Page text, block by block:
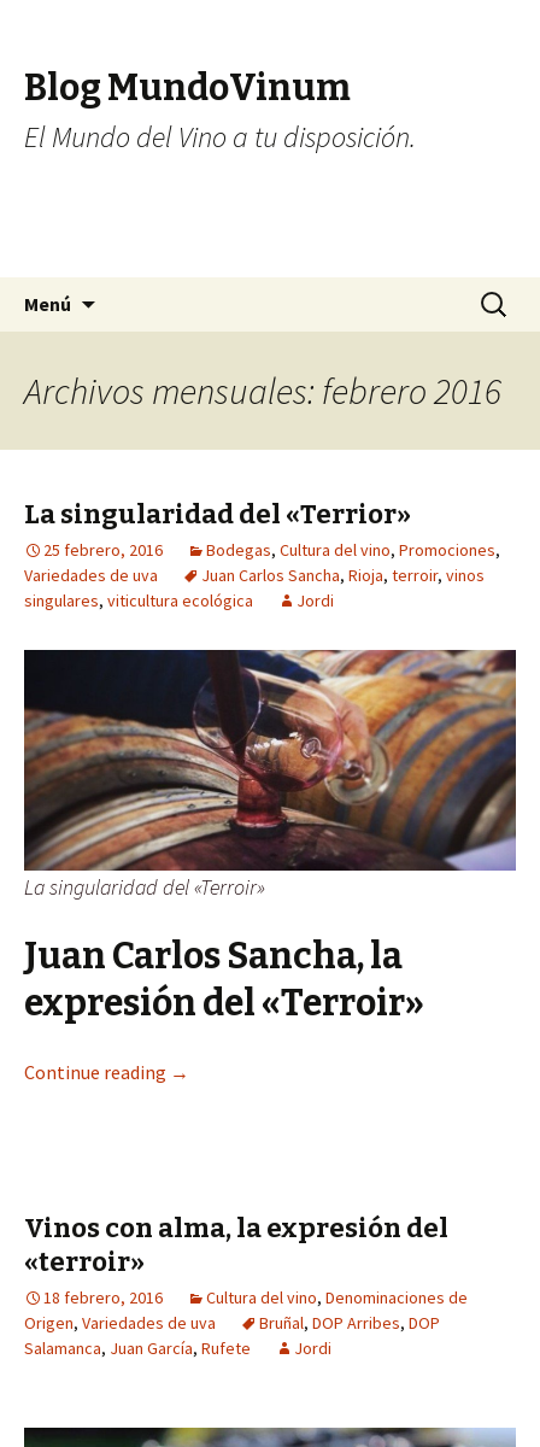
Blog MundoVinum
El Mundo del Vino a tu disposición.
Menú Buscar:
Archivos mensuales: febrero 2016
La singularidad del «Terrior»
25 febrero, 2016 Bodegas, Cultura del vino, Promociones,
Variedades de uva
Juan Carlos Sancha, Rioja, terroir, vinos
singulares, viticultura ecológica Jordi
La singularidad del «Terroir»
Juan Carlos Sancha, la
expresión del «Terroir»
Continue reading →
Vinos con alma, la expresión del
«terroir»
18 febrero, 2016 Cultura del vino, Denominaciones de
Origen, Variedades de uva Bruñal, DOP Arribes, DOP
Salamanca, Juan García, Rufete Jordi